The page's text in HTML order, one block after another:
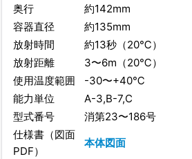
奥行
約142mm
容器直径
約135mm
放射時間
約13秒（20℃）
放射距離
3〜6m（20℃）
使用温度範囲
-30〜+40℃
能力単位
A-3,B-7,C
型式番号
消第23〜186号
仕様書（図面
PDF）
本体図面